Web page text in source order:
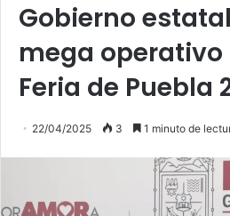
Gobierno
mega operativo
Feria de Puebla
22/04/2025 3 1 minuto de